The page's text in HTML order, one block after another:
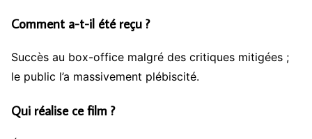
Comment a-t-il été reçu ?
Succès au box-office malgré des critiques mitigées ;
le public l’a massivement plébiscité.
Qui réalise ce film ?